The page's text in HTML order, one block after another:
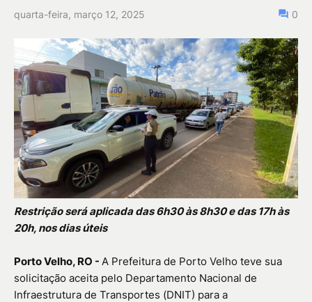
quarta-feira, março 12, 2025 0
Restrição será aplicada das 6h30 às 8h30 e das 17h às
20h, nos dias úteis
Porto Velho, RO - A Prefeitura de Porto Velho teve sua
solicitação aceita pelo Departamento Nacional de
Infraestrutura de Transportes (DNIT) para a